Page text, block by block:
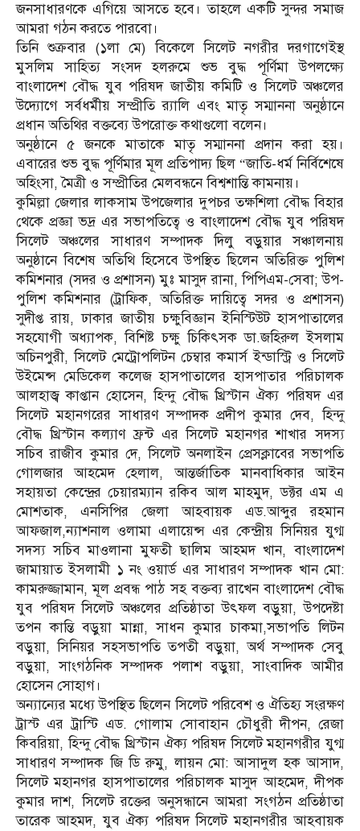
জনসাধারণকে এগিয়ে আসতে হবে। তাহলে একটি সুন্দর সমাজ
আমরা গঠন করতে পারবো।
তিনি শুক্রবার (১লা মে) বিকেলে সিলেট নগরীর দরগাগেইস্থ
মুসলিম সাহিত্য সংসদ হলরুমে শুভ বুদ্ধ পূর্ণিমা উপলক্ষ্যে
বাংলাদেশ বৌদ্ধ যুব পরিষদ জাতীয় কমিটি ও সিলেট অঞ্চলের
উদ্যোগে সর্বধর্মীয় সম্প্রীতি র‍্যালি এবং মাতৃ সম্মাননা অনুষ্ঠানে
প্রধান অতিথির বক্তব্যে উপরোক্ত কথাগুলো বলেন।
অনুষ্ঠানে ৫ জনকে মাতাকে মাতৃ সম্মাননা প্রদান করা হয়।
এবারের শুভ বুদ্ধ পূর্ণিমার মূল প্রতিপাদ্য ছিল “জাতি-ধর্ম নির্বিশেষে
অহিংসা, মৈত্রী ও সম্প্রীতির মেলবন্ধনে বিশ্বশান্তি কামনায়।
কুমিল্লা জেলার লাকসাম উপজেলার দুপচর তক্ষশিলা বৌদ্ধ বিহার
থেকে প্রজ্ঞা ভদ্র এর সভাপতিত্বে ও বাংলাদেশ বৌদ্ধ যুব পরিষদ
সিলেট অঞ্চলের সাধারণ সম্পাদক দিলু বড়ুয়ার সঞ্চালনায়
অনুষ্ঠানে বিশেষ অতিথি হিসেবে উপস্থিত ছিলেন অতিরিক্ত পুলিশ
কমিশনার (সদর ও প্রশাসন) মুঃ মাসুদ রানা, পিপিএম-সেবা; উপ-
পুলিশ কমিশনার (ট্রাফিক, অতিরিক্ত দায়িত্বে সদর ও প্রশাসন)
সুদীপ্ত রায়, ঢাকার জাতীয় চক্ষুবিজ্ঞান ইনিস্টিউট হাসপাতালের
সহযোগী অধ্যাপক, বিশিষ্ট চক্ষু চিকিৎসক ডা.জহিরুল ইসলাম
অচিনপুরী, সিলেট মেট্রোপলিটন চেম্বার কমার্স ইন্ডাস্ট্রি ও সিলেট
উইমেন্স মেডিকেল কলেজ হাসপাতালের হাসপাতার পরিচালক
আলহাজ্ব কাপ্তান হোসেন, হিন্দু বৌদ্ধ খ্রিস্টান ঐক্য পরিষদ এর
সিলেট মহানগরের সাধারণ সম্পাদক প্রদীপ কুমার দেব, হিন্দু
বৌদ্ধ খ্রিস্টান কল্যাণ ফ্রন্ট এর সিলেট মহানগর শাখার সদস্য
সচিব রাজীব কুমার দে, সিলেট অনলাইন প্রেসক্লাবের সভাপতি
গোলজার আহমেদ হেলাল, আন্তর্জাতিক মানবাধিকার আইন
সহায়তা কেন্দ্রের চেয়ারম্যান রকিব আল মাহমুদ, ডক্টর এম এ
মোশতাক, এনসিপির জেলা আহবায়ক এড.আব্দুর রহমান
আফজাল,ন্যাশনাল ওলামা এলায়েন্স এর কেন্দ্রীয় সিনিয়র যুগ্ম
সদস্য সচিব মাওলানা মুফতী ছালিম আহমদ খান, বাংলাদেশ
জামায়াত ইসলামী ১ নং ওয়ার্ড এর সাধারণ সম্পাদক খান মো:
কামরুজ্জামান, মূল প্রবন্ধ পাঠ সহ বক্তব্য রাখেন বাংলাদেশ বৌদ্ধ
যুব পরিষদ সিলেট অঞ্চলের প্রতিষ্ঠাতা উৎফল বড়ুয়া, উপদেষ্টা
তপন কান্তি বড়ুয়া মান্না, সাধন কুমার চাকমা,সভাপতি লিটন
বড়ুয়া, সিনিয়র সহসভাপতি তপতী বড়ুয়া, অর্থ সম্পাদক সেবু
বড়ুয়া, সাংগঠনিক সম্পাদক পলাশ বড়ুয়া, সাংবাদিক আমীর
হোসেন সোহাগ।
অন্যান্যের মধ্যে উপস্থিত ছিলেন সিলেট পরিবেশ ও ঐতিহ্য সংরক্ষণ
ট্রাস্ট এর ট্রাস্টি এড. গোলাম সোবাহান চৌধুরী দীপন, রেজা
কিবরিয়া, হিন্দু বৌদ্ধ খ্রিস্টান ঐক্য পরিষদ সিলেট মহানগরীর যুগ্ম
সাধারণ সম্পাদক জি ডি রুমু, লায়ন মো: আসাদুল হক আসাদ,
সিলেট মহানগর হাসপাতালের পরিচালক মাসুদ আহমেদ, দীপক
কুমার দাশ, সিলেট রক্তের অনুসন্ধানে আমরা সংগঠন প্রতিষ্ঠাতা
তারেক আহমদ, যুব ঐক্য পরিষদ সিলেট মহানগরীর আহবায়ক